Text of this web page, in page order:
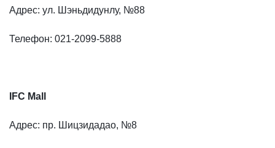
Адрес: ул. Шэньдидунлу, №88
Телефон: 021-2099-5888
IFC Mall
Адрес: пр. Шицзидадао, №8